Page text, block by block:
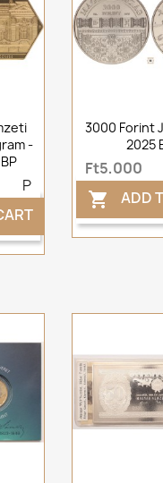
-
P
3000 Forint
2025
Ft5,000
 ADD